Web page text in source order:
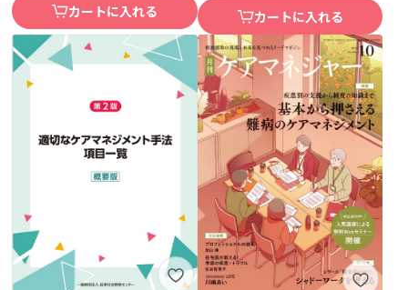
カートに入れる
カートに入れる